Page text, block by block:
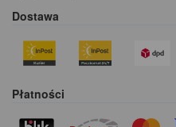
Dostawa
Płatności